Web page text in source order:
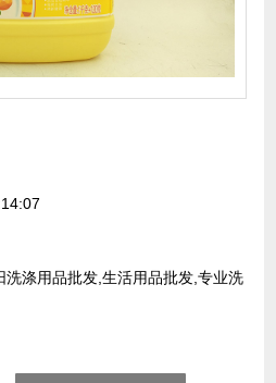
涤用品批发,生活用品批发,专业洗